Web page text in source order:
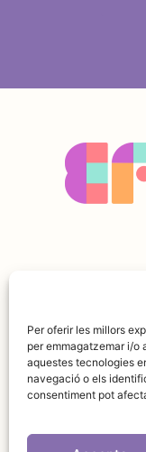
Per oferir les millors
per emmagatzemar i/o
aquestes tecnologies
navegació o els
consentiment pot